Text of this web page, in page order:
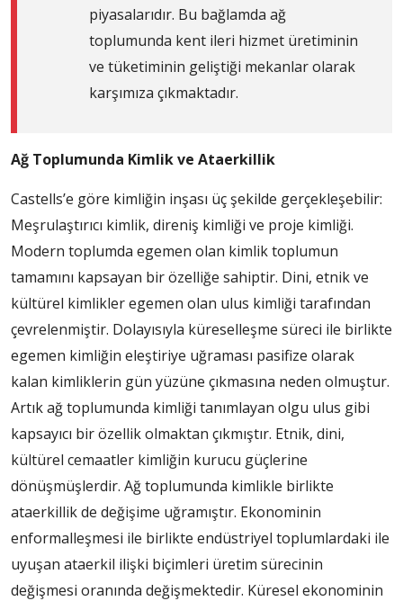
piyasalarıdır. Bu bağlamda ağ
toplumunda kent ileri hizmet üretiminin
ve tüketiminin geliştiği mekanlar olarak
karşımıza çıkmaktadır.
Ağ Toplumunda Kimlik ve Ataerkillik
Castells’e göre kimliğin inşası üç şekilde gerçekleşebilir:
Meşrulaştırıcı kimlik, direniş kimliği ve proje kimliği.
Modern toplumda egemen olan kimlik toplumun
tamamını kapsayan bir özelliğe sahiptir. Dini, etnik ve
kültürel kimlikler egemen olan ulus kimliği tarafından
çevrelenmiştir. Dolayısıyla küreselleşme süreci ile birlikte
egemen kimliğin eleştiriye uğraması pasifize olarak
kalan kimliklerin gün yüzüne çıkmasına neden olmuştur.
Artık ağ toplumunda kimliği tanımlayan olgu ulus gibi
kapsayıcı bir özellik olmaktan çıkmıştır. Etnik, dini,
kültürel cemaatler kimliğin kurucu güçlerine
dönüşmüşlerdir. Ağ toplumunda kimlikle birlikte
ataerkillik de değişime uğramıştır. Ekonominin
enformalleşmesi ile birlikte endüstriyel toplumlardaki ile
uyuşan ataerkil ilişki biçimleri üretim sürecinin
değişmesi oranında değişmektedir. Küresel ekonominin